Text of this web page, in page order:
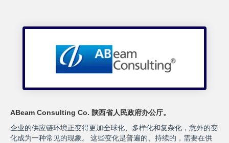
ABeam Consulting Co. 陕西省人民政府办公厅。
企业的供应链环境正变得更加全球化、多样化和复杂化，意外的变
化成为一种常见的现象。 这些变化是普遍的、持续的，需要在供